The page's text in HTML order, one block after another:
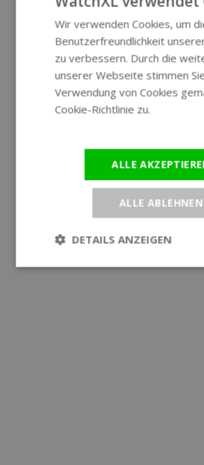
Wir verwenden Cookies, um
Benutzerfreundlichkeit
zu verbessern. Durch die
unserer Webseite stimmen
Verwendung von Cookies
Cookie-Richtlinie zu.
ALLE
ALLE ABLEHNEN
DETAILS ANZEIGEN